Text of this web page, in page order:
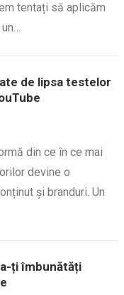
tentați să aplicăm
de lipsa testelor
din ce în ce mai
devine o
și branduri. Un
ți îmbunătăți